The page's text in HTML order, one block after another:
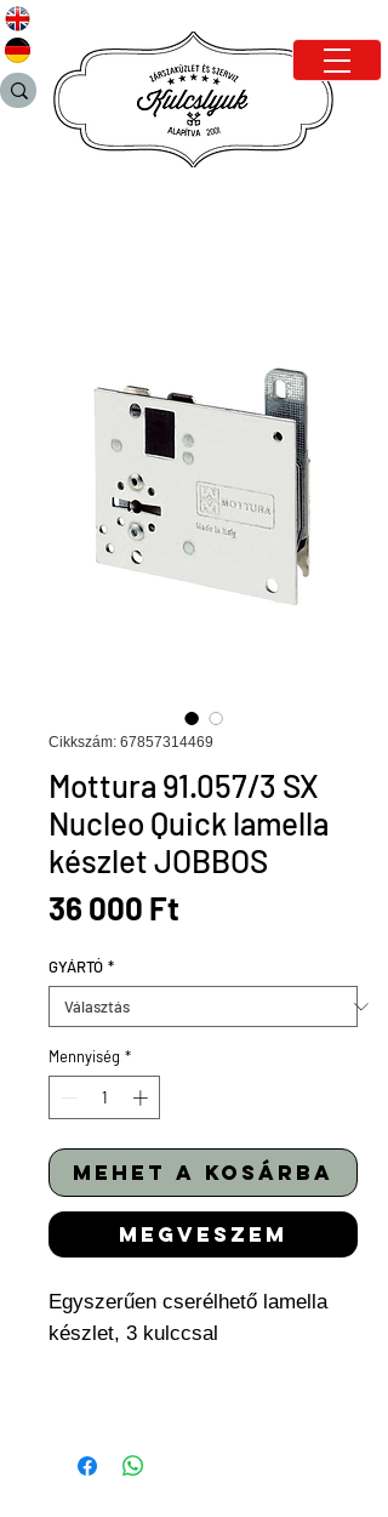
Cikkszám: 67857314469
Mottura 91.057/3 SX
Nucleo Quick lamella
készlet JOBBOS
36 000 Ft
GYÁRTÓ *
Mennyiség *
mehet a kosárba
megveszem
Egyszerűen cserélhető lamella
készlet, 3 kulccsal